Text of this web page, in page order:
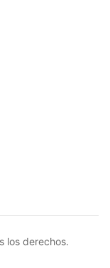
los derechos.